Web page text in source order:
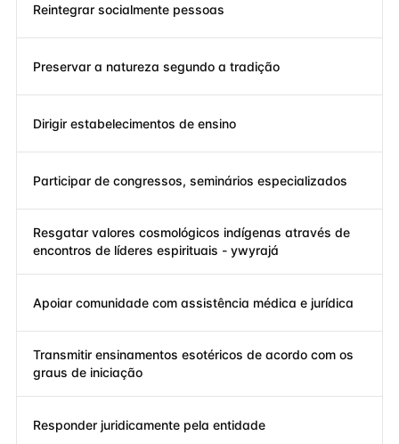
Reintegrar socialmente pessoas
Preservar a natureza segundo a tradição
Dirigir estabelecimentos de ensino
Participar de congressos, seminários especializados
Resgatar valores cosmológicos indígenas através de
encontros de líderes espirituais - ywyrajá
Apoiar comunidade com assistência médica e jurídica
Transmitir ensinamentos esotéricos de acordo com os
graus de iniciação
Responder juridicamente pela entidade